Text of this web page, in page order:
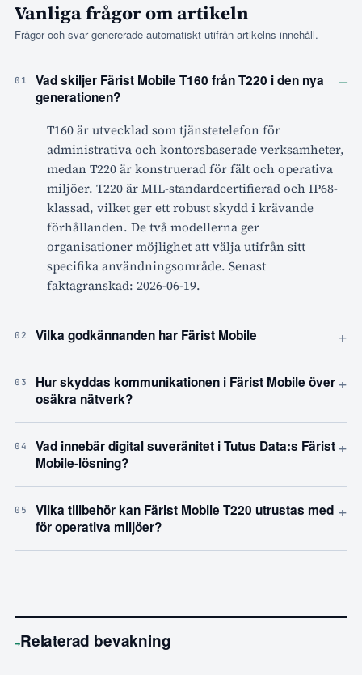
Vanliga frågor om artikeln
Frågor och svar genererade automatiskt utifrån artikelns innehåll.
01
Vad skiljer Färist Mobile T160 från T220 i den nya
generationen?
–
T160 är utvecklad som tjänstetelefon för
administrativa och kontorsbaserade verksamheter,
medan T220 är konstruerad för fält och operativa
miljöer. T220 är MIL-standardcertifierad och IP68-
klassad, vilket ger ett robust skydd i krävande
förhållanden. De två modellerna ger
organisationer möjlighet att välja utifrån sitt
specifika användningsområde. Senast
faktagranskad: 2026-06-19.
02 Vilka godkännanden har Färist Mobile +
03
Hur skyddas kommunikationen i Färist Mobile över
osäkra nätverk?
+
04
Vad innebär digital suveränitet i Tutus Data:s Färist
Mobile-lösning?
+
05
Vilka tillbehör kan Färist Mobile T220 utrustas med
för operativa miljöer?
+
→Relaterad bevakning